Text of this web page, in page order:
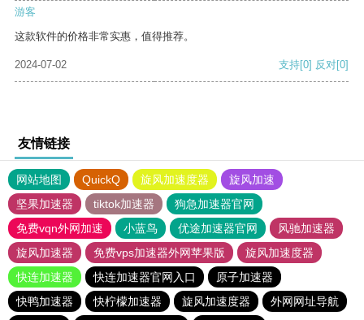
游客
这款软件的价格非常实惠，值得推荐。
2024-07-02 支持[0] 反对[0]
友情链接
网站地图 QuickQ 旋风加速度器
旋风加速
坚果加速器
tiktok加速器
狗急加速器官网
免费vqn外网加速
小蓝鸟 优途加速器官网
风驰加速器
旋风加速器
免费vps加速器外网苹果版
旋风加速度器
快连加速器
快连加速器官网入口
原子加速器
快鸭加速器
快柠檬加速器 旋风加速度器
外网网址导航